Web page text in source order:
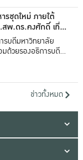
รชุดใหม่ ภายใต้
พ.ดร.คงศักดิ์ เที่ยง
รบดีมหาวิทยาลัย
ด้วยรองอธิการบดีทั้ง
ข่าวทั้งหมด